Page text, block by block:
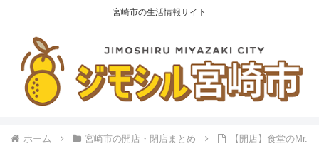
宮崎市の生活情報サイト
ホーム 宮崎市の開店・閉店まとめ
【開店】食堂のMr.